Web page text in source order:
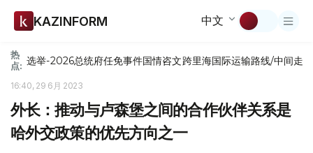
KAZINFORM 中文
热
点: 选举-2026总统府任免事件国情咨文跨里海国际运输路线/中间走廊
16:40, 29 6月 2023
外长：推动与卢森堡之间的合作伙伴关系是
哈外交政策的优先方向之一